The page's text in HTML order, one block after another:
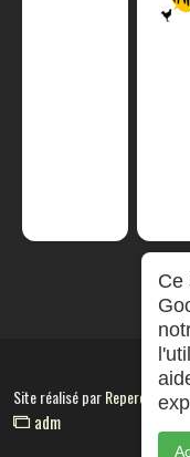
Site réalisé parRepereCom
adm
Ce